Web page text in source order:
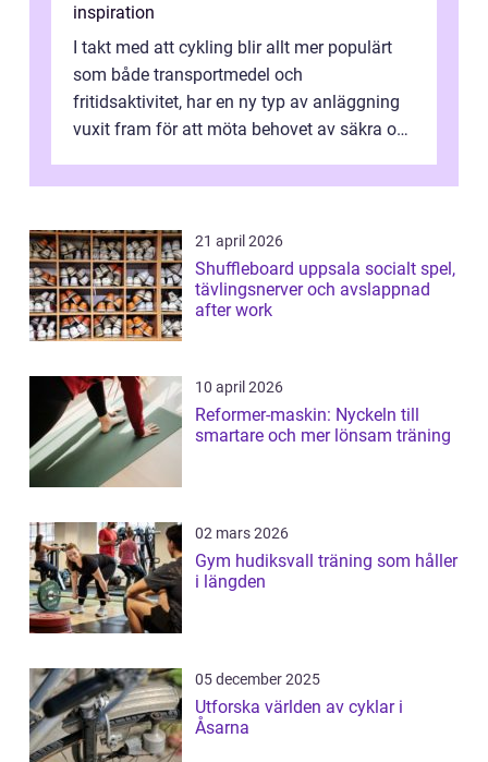
inspiration
I takt med att cykling blir allt mer populärt
som både transportmedel och
fritidsaktivitet, har en ny typ av anläggning
vuxit fram för att möta behovet av säkra och
21 april 2026
Shuffleboard uppsala socialt spel,
tävlingsnerver och avslappnad
after work
10 april 2026
Reformer-maskin: Nyckeln till
smartare och mer lönsam träning
02 mars 2026
Gym hudiksvall träning som håller
i längden
05 december 2025
Utforska världen av cyklar i
Åsarna